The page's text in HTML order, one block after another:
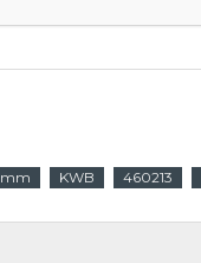
KWB 460213